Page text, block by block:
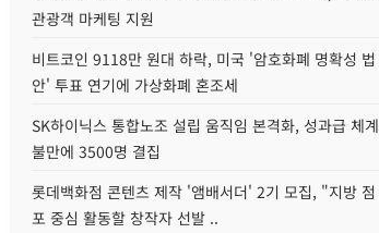
관광객 마케팅 지원
비트코인 9118만 원대 하락, 미국 '암호화폐 명확성 법
안' 투표 연기에 가상화폐 혼조세
SK하이닉스 통합노조 설립 움직임 본격화, 성과급 체계
불만에 3500명 결집
롯데백화점 콘텐츠 제작 '앰배서더' 2기 모집, "지방 점
포 중심 활동할 창작자 선발 ..